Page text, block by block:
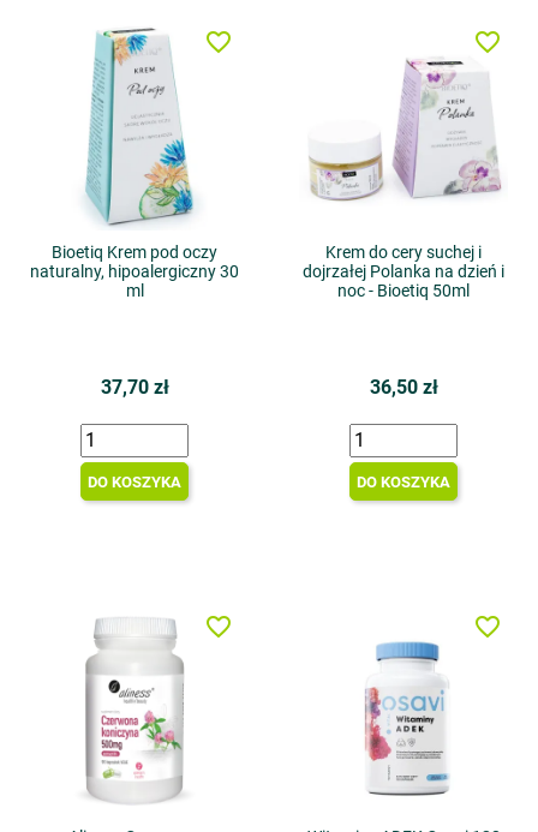
Bioetiq Krem pod oczy
naturalny, hipoalergiczny 30
ml
37,70 zł
DO KOSZYKA
favorite_border
Krem do cery suchej i
dojrzałej Polanka na dzień i
noc - Bioetiq 50ml
36,50 zł
DO KOSZYKA
favorite_border
favorite_border favorite_border